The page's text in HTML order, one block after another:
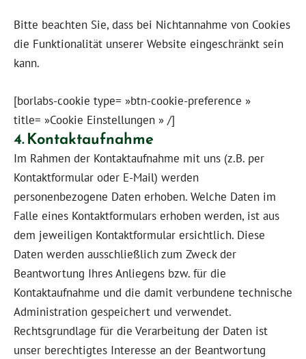
Bitte beachten Sie, dass bei Nichtannahme von Cookies
die Funktionalität unserer Website eingeschränkt sein
kann.
[borlabs-cookie type= »btn-cookie-preference »
title= »Cookie Einstellungen » /]
4. Kontaktaufnahme
Im Rahmen der Kontaktaufnahme mit uns (z.B. per
Kontaktformular oder E-Mail) werden
personenbezogene Daten erhoben. Welche Daten im
Falle eines Kontaktformulars erhoben werden, ist aus
dem jeweiligen Kontaktformular ersichtlich. Diese
Daten werden ausschließlich zum Zweck der
Beantwortung Ihres Anliegens bzw. für die
Kontaktaufnahme und die damit verbundene technische
Administration gespeichert und verwendet.
Rechtsgrundlage für die Verarbeitung der Daten ist
unser berechtigtes Interesse an der Beantwortung